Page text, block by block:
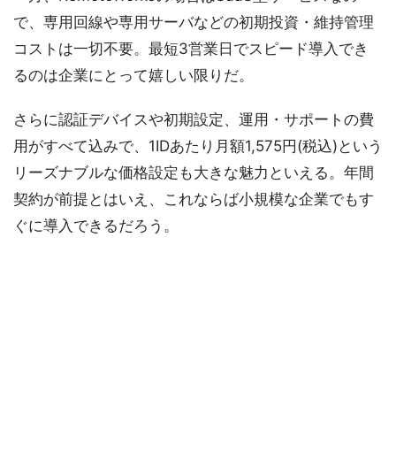
で、専用回線や専用サーバなどの初期投資・維持管理
コストは一切不要。最短3営業日でスピード導入でき
るのは企業にとって嬉しい限りだ。
さらに認証デバイスや初期設定、運用・サポートの費
用がすべて込みで、1IDあたり月額1,575円(税込)という
リーズナブルな価格設定も大きな魅力といえる。年間
契約が前提とはいえ、これならば小規模な企業でもす
ぐに導入できるだろう。